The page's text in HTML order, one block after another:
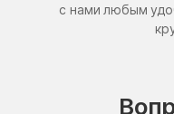
с нами любым